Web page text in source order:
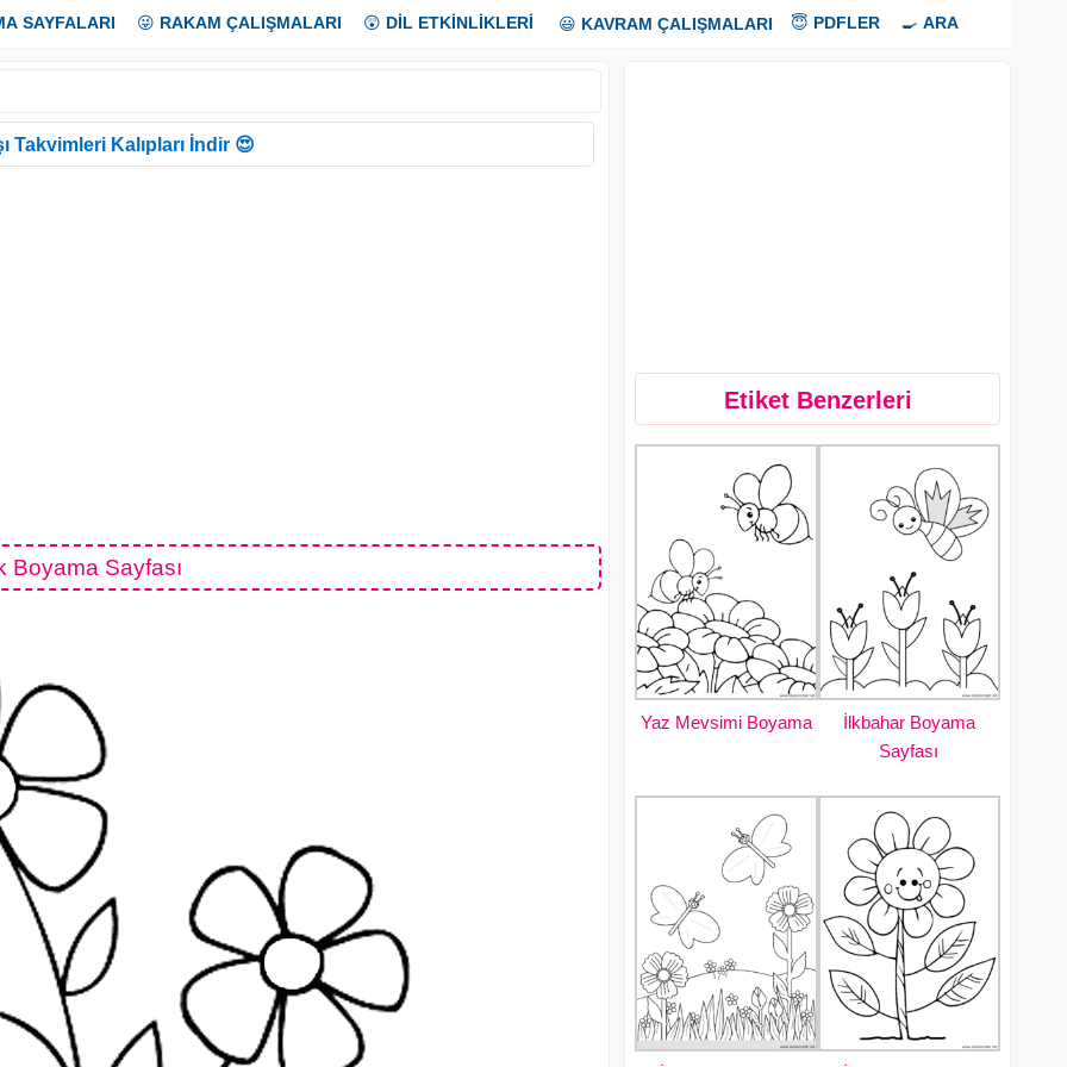
SAYFALARI 😜 RAKAM ÇALIŞMALARI 😲 DİL ETKİNLİKLERİ 😃 KAVRAM ÇALIŞMALARI 😇 PDFLER 🍳 ARA
Takvimleri Kalıpları İndir 😍
Boyama Sayfası
Etiket Benzerleri
Yaz Mevsimi Boyama
İlkbahar Boyama
Sayfası